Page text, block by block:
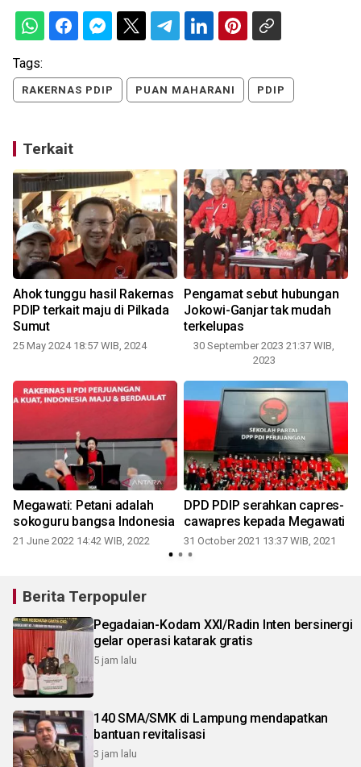
Tags:
RAKERNAS PDIP PUAN MAHARANI PDIP
Terkait
Ahok tunggu hasil Rakernas
PDIP terkait maju di Pilkada
Sumut
25 May 2024 18:57 WIB, 2024
Pengamat sebut hubungan
Jokowi-Ganjar tak mudah
terkelupas
30 September 2023 21:37 WIB,
2023
Megawati: Petani adalah
sokoguru bangsa Indonesia
21 June 2022 14:42 WIB, 2022
DPD PDIP serahkan capres-
cawapres kepada Megawati
31 October 2021 13:37 WIB, 2021
Berita Terpopuler
Pegadaian-Kodam XXI/Radin Inten bersinergi
gelar operasi katarak gratis
5 jam lalu
140 SMA/SMK di Lampung mendapatkan
bantuan revitalisasi
3 jam lalu